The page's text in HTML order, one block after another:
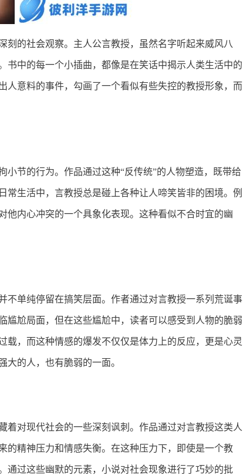
刻的社会观察。主人公言教授，虽然名字听起来威风八
书中的每一个小插曲，都像是在笑话中揭示人类生活中的
人意料的事件，勾画了一个看似有些失控的教授形象，而
节的行为。作品通过这种“反传统”的人物塑造，既带给
生活中，言教授总是碰上各种让人啼笑皆非的困境。例
内心冲突的一个具象化表现。这种看似不合时宜的幽
不单纯停留在搞笑层面。作者通过对言教授一系列荒诞事
尴尬局面，但在这些尴尬中，读者可以感受到人物的脆弱
载，而这种情感的爆发不仅仅是体力上的反应，更是心灵
的人，也有脆弱的一面。
对现代社会的一些深刻讽刺。作品通过对言教授这类人
的精神压力和情感失衡。在这种压力下，即使是一个教
通过这些幽默的元素，小说对社会现象进行了巧妙的批